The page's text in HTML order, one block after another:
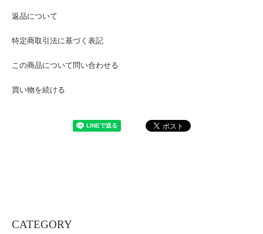
返品について
特定商取引法に基づく表記
この商品について問い合わせる
買い物を続ける
CATEGORY